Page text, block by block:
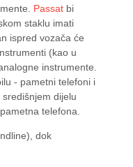
Passat bi
staklu imati
ispred vozača će
(kao u
instrumente.
- pametni telefoni i
dijelu
telefona.
dok